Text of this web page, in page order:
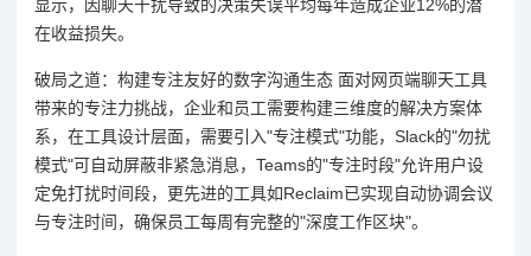
显示，因聊天干扰导致的决策失误平均每年造成企业12%的潜
在收益损失。
破局之道：构建专注友好的数字沟通生态 面对网页端聊天工具
带来的专注力挑战，企业和员工需要构建三维度的解决方案体
系，在工具设计层面，需要引入"专注模式"功能，Slack的"勿扰
模式"可自动屏蔽非紧急消息，Teams的"专注时段"允许用户设
定免打扰时间段，更先进的工具如Reclaim已实现自动协调会议
与专注时间，确保员工每周有完整的"深度工作区块"。